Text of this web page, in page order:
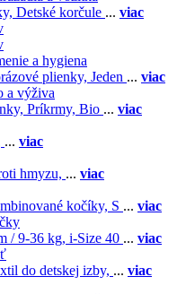
Detské korčule ... viac
a hygiena
plienky, Jeden ... viac
a výživa
Príkrmy, Bio ... viac
... viac
hmyzu, ... viac
kočíky, S ... viac
/ 9-36 kg, i-Size 40 ... viac
do detskej izby, ... viac